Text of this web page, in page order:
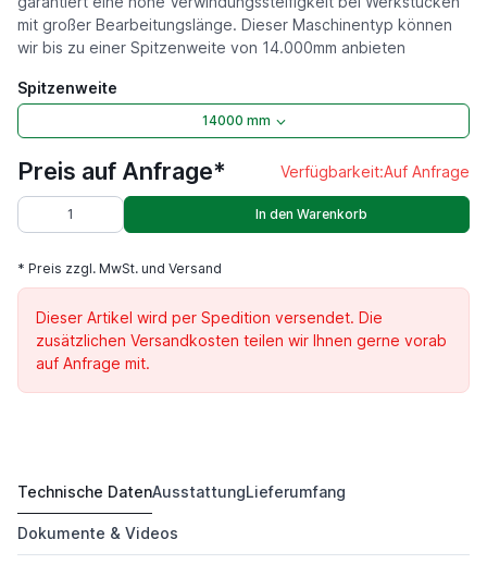
mit großer Bearbeitungslänge. Dieser Maschinentyp können
wir bis zu einer Spitzenweite von 14.000mm anbieten
Spitzenweite
14000 mm
Preis auf Anfrage* Verfügbarkeit:Auf Anfrage
In den Warenkorb
* Preis zzgl. MwSt. und Versand
Dieser Artikel wird per Spedition versendet. Die
zusätzlichen Versandkosten teilen wir Ihnen gerne vorab
auf Anfrage mit.
DKM 1000 H
Preis auf Anfrage*
Technische DatenAusstattungLieferumfang
Dokumente & Videos